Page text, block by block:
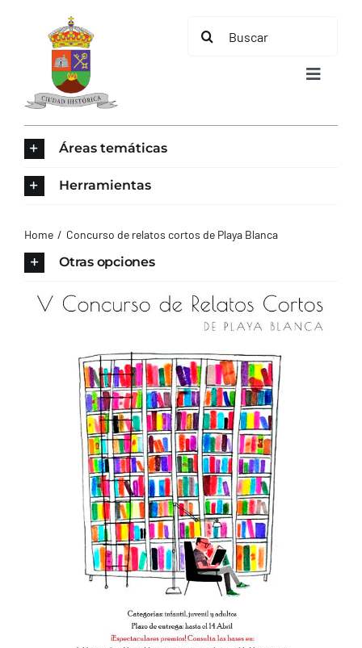
contenido
Buscar:
Toggle
Áreas temáticas
Herramientas
Home Concurso de relatos cortos de Playa Blanca
Otras opciones